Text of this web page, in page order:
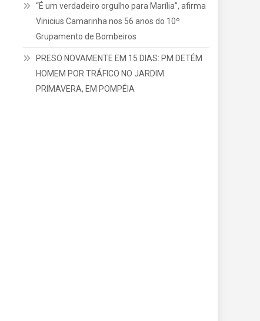
“É um verdadeiro orgulho para Marília”, afirma
Vinicius Camarinha nos 56 anos do 10º
Grupamento de Bombeiros
PRESO NOVAMENTE EM 15 DIAS: PM DETÉM
HOMEM POR TRÁFICO NO JARDIM
PRIMAVERA, EM POMPÉIA